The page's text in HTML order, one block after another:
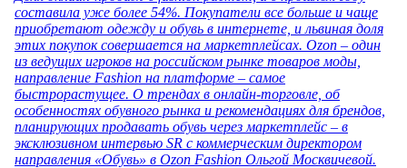
составила уже более 54%. Покупатели все больше и чаще
приобретают одежду и обувь в интернете, и львиная доля
этих покупок совершается на маркетплейсах. Ozon – один
из ведущих игроков на российском рынке товаров моды,
направление Fashion на платформе – самое
быстрорастущее. О трендах в онлайн-торговле, об
особенностях обувного рынка и рекомендациях для брендов,
планирующих продавать обувь через маркетплейс – в
эксклюзивном интервью SR с коммерческим директором
направления «Обувь» в Ozon Fashion Ольгой Москвичевой.